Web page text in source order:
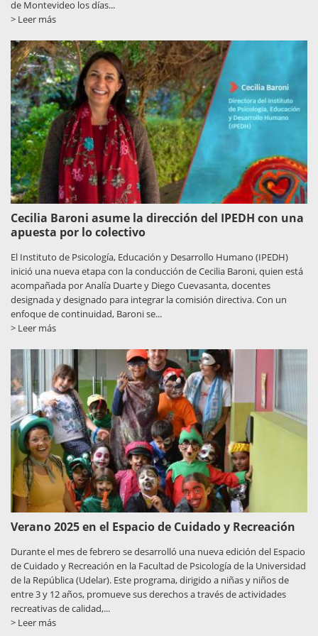
de Montevideo los días...
> Leer más
Cecilia Baroni asume la dirección del IPEDH con una
apuesta por lo colectivo
El Instituto de Psicología, Educación y Desarrollo Humano (IPEDH)
inició una nueva etapa con la conducción de Cecilia Baroni, quien está
acompañada por Analía Duarte y Diego Cuevasanta, docentes
designada y designado para integrar la comisión directiva. Con un
enfoque de continuidad, Baroni se...
> Leer más
Verano 2025 en el Espacio de Cuidado y Recreación
Durante el mes de febrero se desarrolló una nueva edición del Espacio
de Cuidado y Recreación en la Facultad de Psicología de la Universidad
de la República (Udelar). Este programa, dirigido a niñas y niños de
entre 3 y 12 años, promueve sus derechos a través de actividades
recreativas de calidad,...
> Leer más